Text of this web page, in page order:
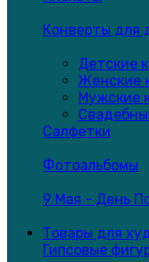
Конверты для
Детские
Женские
Мужские
Салфетки
Фотоальбомы
9 Мая - День
Товары для
Гипсовые